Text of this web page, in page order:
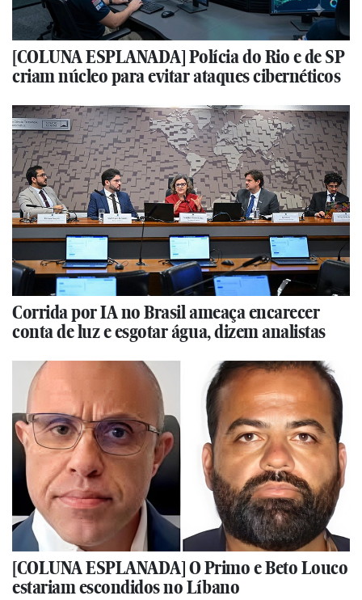
[COLUNA ESPLANADA] Polícia do Rio e de SP
criam núcleo para evitar ataques cibernéticos
Corrida por IA no Brasil ameaça encarecer
conta de luz e esgotar água, dizem analistas
[COLUNA ESPLANADA] O Primo e Beto Louco
estariam escondidos no Líbano